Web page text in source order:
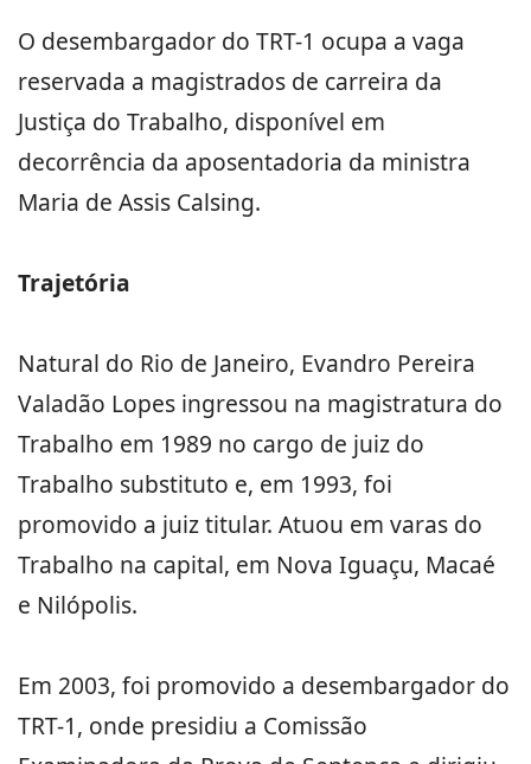
O desembargador do TRT-1 ocupa a vaga
reservada a magistrados de carreira da
Justiça do Trabalho, disponível em
decorrência da aposentadoria da ministra
Maria de Assis Calsing.
Trajetória
Natural do Rio de Janeiro, Evandro Pereira
Valadão Lopes ingressou na magistratura do
Trabalho em 1989 no cargo de juiz do
Trabalho substituto e, em 1993, foi
promovido a juiz titular. Atuou em varas do
Trabalho na capital, em Nova Iguaçu, Macaé
e Nilópolis.
Em 2003, foi promovido a desembargador do
TRT-1, onde presidiu a Comissão